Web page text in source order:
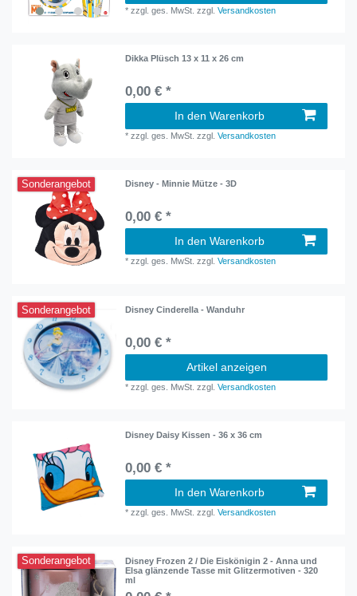
*zzgl. ges. MwSt. zzgl.Versandkosten
Dikka Plüsch 13 x 11 x 26 cm
0,00 € *
In den Warenkorb
*zzgl. ges. MwSt. zzgl.Versandkosten
Sonderangebot Disney - Minnie Mütze - 3D
0,00 € *
In den Warenkorb
*zzgl. ges. MwSt. zzgl.Versandkosten
Sonderangebot Disney Cinderella - Wanduhr
0,00 € *
Artikel anzeigen
*zzgl. ges. MwSt. zzgl.Versandkosten
Disney Daisy Kissen - 36 x 36 cm
0,00 € *
In den Warenkorb
*zzgl. ges. MwSt. zzgl.Versandkosten
Sonderangebot
Disney Frozen 2 / Die Eiskönigin 2 - Anna und
Elsa glänzende Tasse mit Glitzermotiven - 320
ml